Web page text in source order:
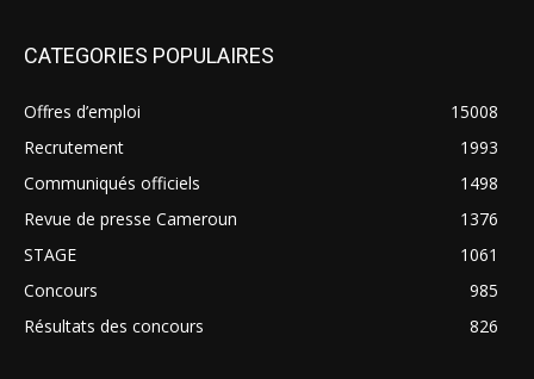
CATEGORIES POPULAIRES
Offres d’emploi
15008
Recrutement
1993
Communiqués officiels
1498
Revue de presse Cameroun
1376
STAGE
1061
Concours
985
Résultats des concours
826